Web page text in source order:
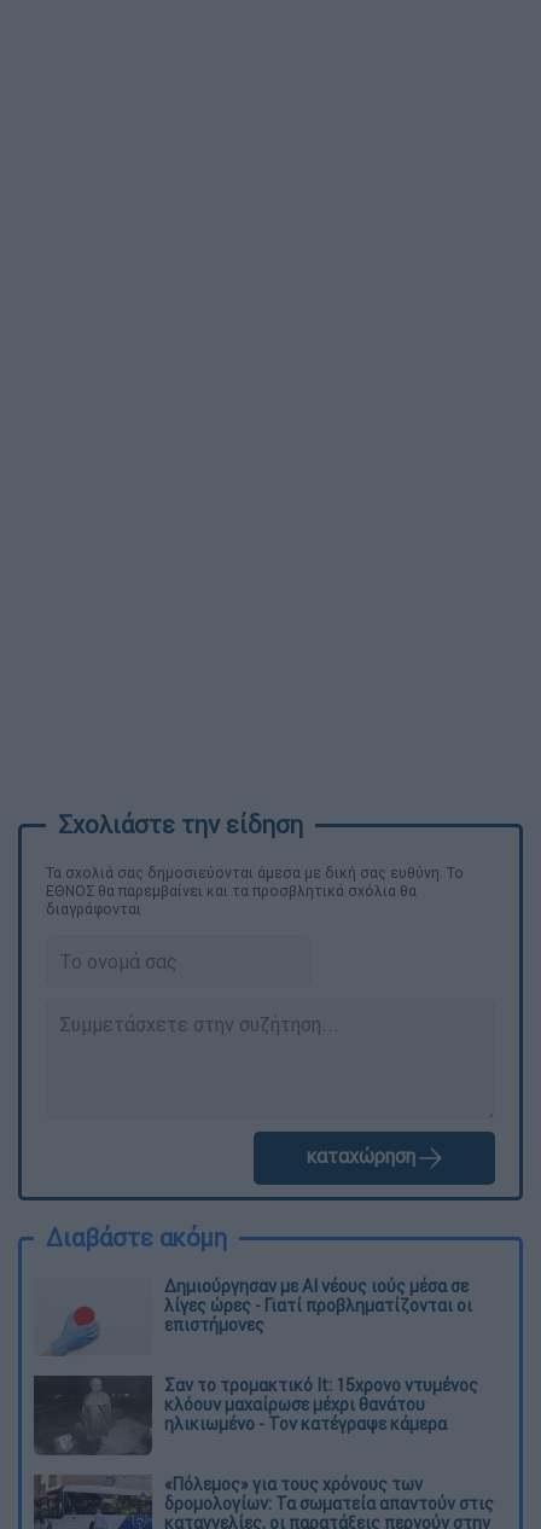
Τα σχολιά σας δημοσιεύονται άμεσα με δική σας ευθύνη. Το
ΕΘΝΟΣ θα παρεμβαίνει και τα προσβλητικά σχόλια θα
διαγράφονται
καταχώρηση
Διαβάστε ακόμη
Δημιούργησαν με AI νέους ιούς μέσα σε
λίγες ώρες - Γιατί προβληματίζονται οι
επιστήμονες
Σαν το τρομακτικό It: 15χρονο ντυμένος
κλόουν μαχαίρωσε μέχρι θανάτου
ηλικιωμένο - Τον κατέγραψε κάμερα
«Πόλεμος» για τους χρόνους των
δρομολογίων: Τα σωματεία απαντούν στις
καταγγελίες, οι παρατάξεις περνούν στην